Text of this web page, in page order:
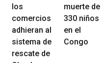
los
comercios
adhieran al
sistema de
rescate de
muerte de
330 niños
en el
Congo